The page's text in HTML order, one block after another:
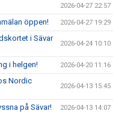
2026-04-27 22:57
öppen! 2026-04-27 19:29
i Sävar
2026-04-24 10:10
i helgen! 2026-04-20 11:16
Nordic
2026-04-13 15:45
på Sävar! 2026-04-13 14:07